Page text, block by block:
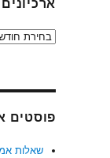
ארכיונים
ארכיונים
פוסטים
שאלות